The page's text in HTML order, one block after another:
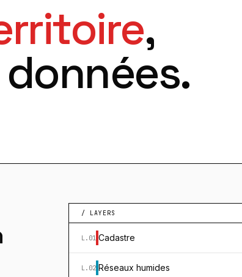
,
/ LAYERS
L.01 Cadastre
L.02 Réseaux humides